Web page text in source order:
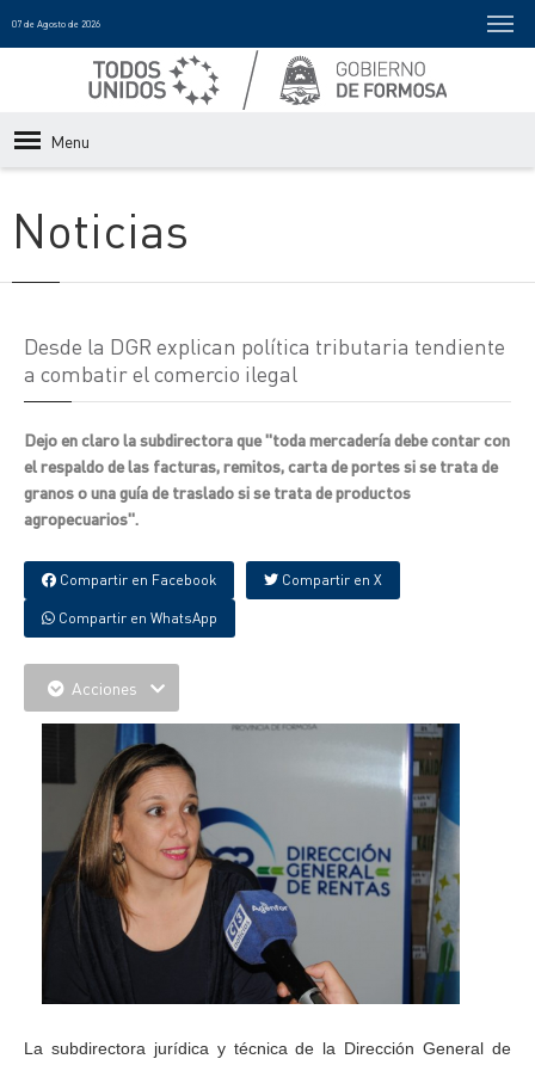
07 de Agosto de 2026
Menu
Noticias
Desde la DGR explican política tributaria tendiente
a combatir el comercio ilegal
Dejo en claro la subdirectora que "toda mercadería debe contar con
el respaldo de las facturas, remitos, carta de portes si se trata de
granos o una guía de traslado si se trata de productos
agropecuarios".
Compartir en Facebook Compartir en X
Compartir en WhatsApp
Acciones
La subdirectora jurídica y técnica de la Dirección General de